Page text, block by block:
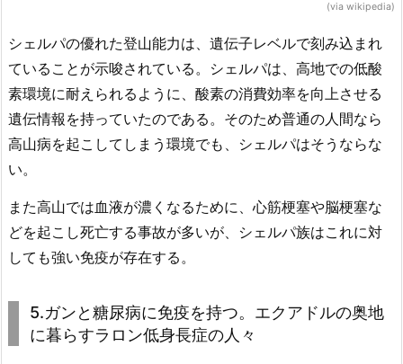
(via wikipedia)
シェルパの優れた登山能力は、遺伝子レベルで刻み込まれ
ていることが示唆されている。シェルパは、高地での低酸
素環境に耐えられるように、酸素の消費効率を向上させる
遺伝情報を持っていたのである。そのため普通の人間なら
高山病を起こしてしまう環境でも、シェルパはそうならな
い。
また高山では血液が濃くなるために、心筋梗塞や脳梗塞な
どを起こし死亡する事故が多いが、シェルパ族はこれに対
しても強い免疫が存在する。
5.ガンと糖尿病に免疫を持つ。エクアドルの奥地
に暮らすラロン低身長症の人々